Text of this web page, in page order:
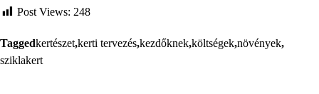
Post Views: 248
Taggedkertészet,kerti tervezés,kezdőknek,költségek,növények,
sziklakert